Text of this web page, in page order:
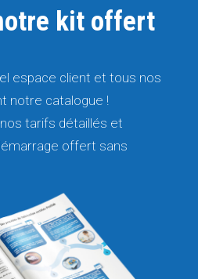
kit offert
espace client et tous nos
notre catalogue !
tarifs détaillés et
offert sans